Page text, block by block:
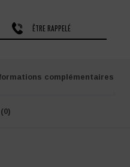
ÊTRE RAPPELÉ
complémentaires